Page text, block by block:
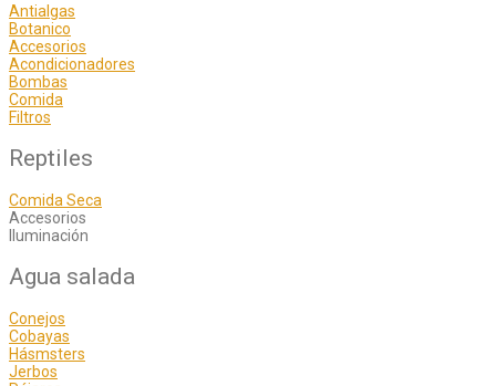
Antialgas
Botanico
Accesorios
Acondicionadores
Bombas
Comida
Filtros
Reptiles
Comida Seca
Accesorios
Iluminación
Agua salada
Conejos
Cobayas
Hásmsters
Jerbos